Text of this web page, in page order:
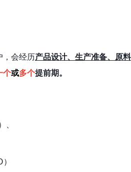
，会经历产品设计、生产准备、原
个或多个提前期。